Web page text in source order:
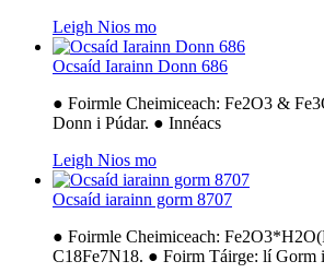
Leigh Nios mo
Ocsaíd Iarainn Donn 686
● Foirmle Cheimiceach: Fe2O3 &
Donn i Púdar. ● Innéacs
Leigh Nios mo
Ocsaíd iarainn gorm 8707
● Foirmle Cheimiceach:
C18Fe7N18. ● Foirm Táirge: lí Gorm